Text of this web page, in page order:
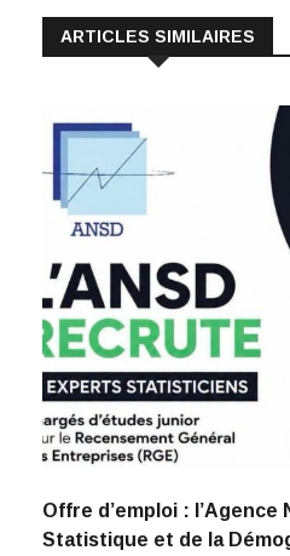
ARTICLES SIMILAIRES
Offre d’emploi : l’Agence
Statistique et de la